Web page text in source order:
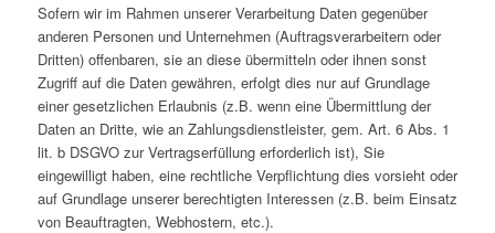
Sofern wir im Rahmen unserer Verarbeitung Daten gegenüber
anderen Personen und Unternehmen (Auftragsverarbeitern oder
Dritten) offenbaren, sie an diese übermitteln oder ihnen sonst
Zugriff auf die Daten gewähren, erfolgt dies nur auf Grundlage
einer gesetzlichen Erlaubnis (z.B. wenn eine Übermittlung der
Daten an Dritte, wie an Zahlungsdienstleister, gem. Art. 6 Abs. 1
lit. b DSGVO zur Vertragserfüllung erforderlich ist), Sie
eingewilligt haben, eine rechtliche Verpflichtung dies vorsieht oder
auf Grundlage unserer berechtigten Interessen (z.B. beim Einsatz
von Beauftragten, Webhostern, etc.).